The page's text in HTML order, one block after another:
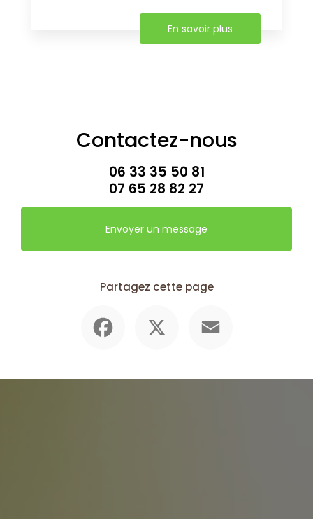
En savoir plus
Contactez-nous
06 33 35 50 81
07 65 28 82 27
Envoyer un message
Partagez cette page